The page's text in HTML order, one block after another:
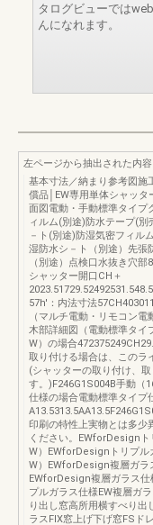
タログビューでは
んになれます。
左ページから抽出された内容
基本寸法／納まり参考図施
償品│EW専用単体シャッ
面図電動・手動標準タイプ
ィルム(別途)防水テープ(
－ト(別途)防湿気密フィル
湿防水シ－ト（別途）先張
（別途）点検口水抜き穴
シャッター開口CH＋
57h'：内法寸法
（マルチ電動・リモコン
木部詳細図（電動標準タイ
W）の場合
取り付ける場合は、このラ
(シャッターの取り付け、
す。)F246G1S004B手動
仕様の場合電動標準タイプ
印刷の特性上実物とは多少
ください。EWforDesign
W）EWforDesignトリプル
W）EWforDesign複層ガラ
EWforDesign複層ガラス仕
プルガラス仕様EW複層ガ
り出し窓高所用横すべり出
ラスFIX窓上げ下げ窓FSド